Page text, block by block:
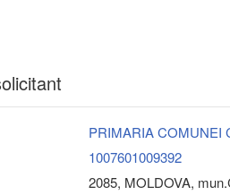
PRIMARIA COMUNEI
1007601009392
2085, MOLDOVA,